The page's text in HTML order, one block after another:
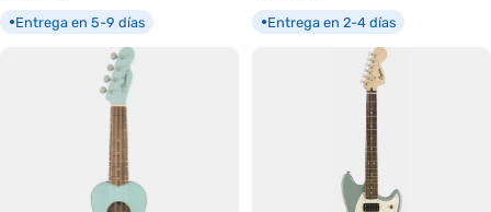
habitual
●Entrega en 5-9 días
habitual
●Entrega en 2-4 días